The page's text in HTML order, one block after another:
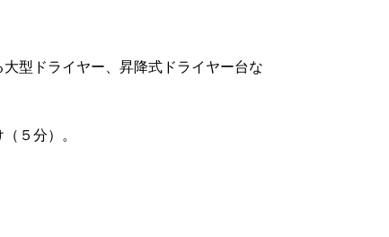
型ドライヤー、昇降式ドライヤー台な
５分）。